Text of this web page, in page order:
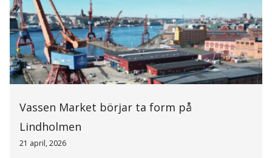
Vassen Market börjar ta form på
Lindholmen
21 april, 2026